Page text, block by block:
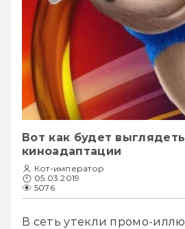
Вот как будет
киноадаптации
Кот-император
05.03.2019
5076
В сеть утекли промо-